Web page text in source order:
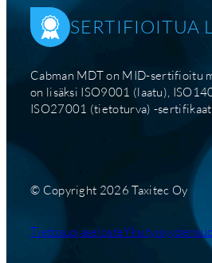
SERTIFIOITUA
Cabman MDT on MID-sertifioitu
on lisäksi ISO9001 (laatu),
ISO27001 (tietoturva) -
© Copyright 2026 Taxitec Oy
Tietosuojaseloste